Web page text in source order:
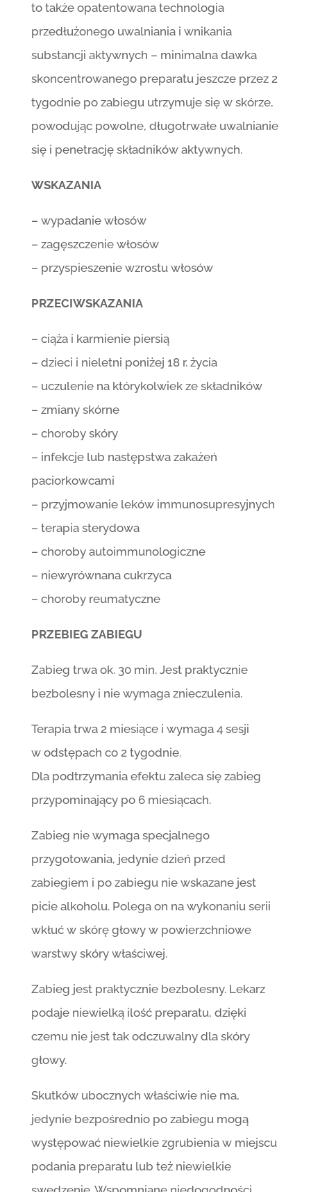
to także opatentowana technologia
przedłużonego uwalniania i wnikania
substancji aktywnych – minimalna dawka
skoncentrowanego preparatu jeszcze przez 2
tygodnie po zabiegu utrzymuje się w skórze,
powodując powolne, długotrwałe uwalnianie
się i penetrację składników aktywnych.
WSKAZANIA
– wypadanie włosów
– zagęszczenie włosów
– przyspieszenie wzrostu włosów
PRZECIWSKAZANIA
– ciąża i karmienie piersią
– dzieci i nieletni poniżej 18 r. życia
– uczulenie na którykolwiek ze składników
– zmiany skórne
– choroby skóry
– infekcje lub następstwa zakażeń
paciorkowcami
– przyjmowanie leków immunosupresyjnych
– terapia sterydowa
– choroby autoimmunologiczne
– niewyrównana cukrzyca
– choroby reumatyczne
PRZEBIEG ZABIEGU
Zabieg trwa ok. 30 min. Jest praktycznie
bezbolesny i nie wymaga znieczulenia.
Terapia trwa 2 miesiące i wymaga 4 sesji
w odstępach co 2 tygodnie.
Dla podtrzymania efektu zaleca się zabieg
przypominający po 6 miesiącach.
Zabieg nie wymaga specjalnego
przygotowania, jedynie dzień przed
zabiegiem i po zabiegu nie wskazane jest
picie alkoholu. Polega on na wykonaniu serii
wkłuć w skórę głowy w powierzchniowe
warstwy skóry właściwej.
Zabieg jest praktycznie bezbolesny. Lekarz
podaje niewielką ilość preparatu, dzięki
czemu nie jest tak odczuwalny dla skóry
głowy.
Skutków ubocznych właściwie nie ma,
jedynie bezpośrednio po zabiegu mogą
występować niewielkie zgrubienia w miejscu
podania preparatu lub też niewielkie